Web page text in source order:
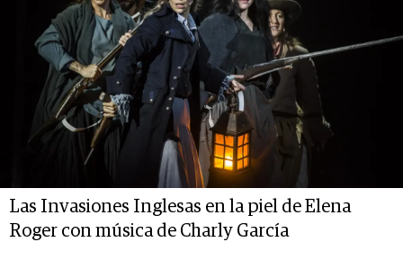
Las Invasiones Inglesas en la piel de Elena
Roger con música de Charly García